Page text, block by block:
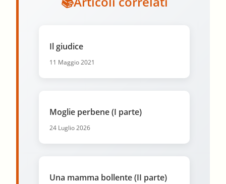
Il giudice
11 Maggio 2021
Moglie perbene (I parte)
24 Luglio 2026
Una mamma bollente (II parte)